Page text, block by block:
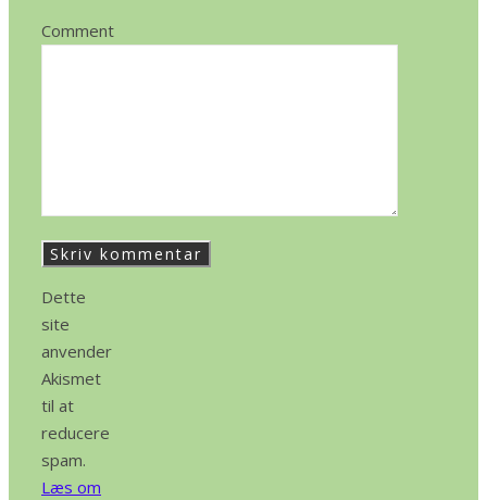
Comment
Dette
site
anvender
Akismet
til at
reducere
spam.
Læs om